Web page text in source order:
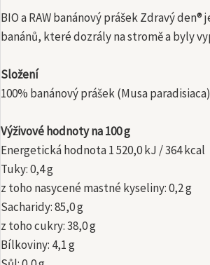
BIO a RAW banánový prášek Zdravý
banánů, které dozrály na stromě a byly
Složení
100% banánový prášek (Musa
Výživové hodnoty na 100 g
Energetická hodnota 1 520,0 kJ / 364 kcal
Tuky: 0,4 g
z toho nasycené mastné kyseliny: 0,2 g
Sacharidy: 85,0 g
z toho cukry: 38,0 g
Bílkoviny: 4,1 g